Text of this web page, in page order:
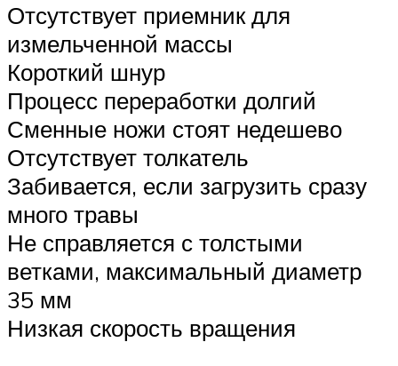
Отсутствует приемник для
измельченной массы
Короткий шнур
Процесс переработки долгий
Сменные ножи стоят недешево
Отсутствует толкатель
Забивается, если загрузить сразу
много травы
Не справляется с толстыми
ветками, максимальный диаметр
35 мм
Низкая скорость вращения